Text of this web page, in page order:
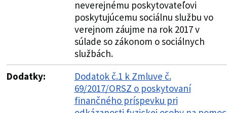
neverejnému poskytovateľovi
poskytujúcemu sociálnu službu vo
verejnom záujme na rok 2017 v
súlade so zákonom o sociálnych
službách.
Dodatky:
Dodatok č.1 k Zmluve č.
69/2017/ORSZ o poskytovaní
finančného príspevku pri